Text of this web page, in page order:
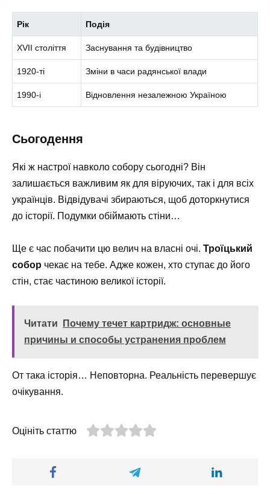
Рік Подія
XVII століття Заснування та будівництво
1920-ті Зміни в часи радянської влади
1990-і Відновлення незалежною Україною
Сьогодення
Які ж настрої навколо собору сьогодні? Він
залишається важливим як для віруючих, так і для всіх
українців. Відвідувачі збираються, щоб доторкнутися
до історії. Подумки обіймають стіни…
Ще є час побачити цю велич на власні очі. Троїцький
собор чекає на тебе. Адже кожен, хто ступає до його
стін, стає частиною великої історії.
Читати
Почему течет картридж: основные
причины и способы устранения проблем
От така історія… Неповторна. Реальність перевершує
очікування.
Оцініть статтю